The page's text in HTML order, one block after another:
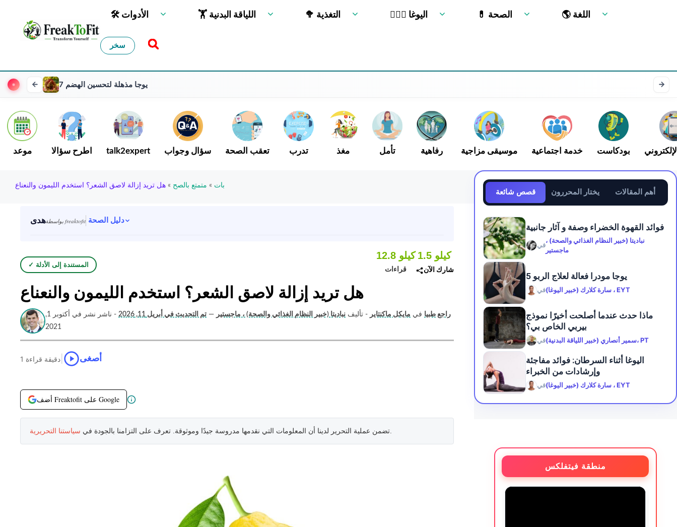
🛠 الأدوات 🏋 اللياقة البدنية 🥦 التغذية 🧘🏻‍♂️ اليوغا 💊 الصحة 🌎 اللغة
سخر
7 يوجا مذهلة لتحسين الهضم
موعد اطرح سؤالا talk2expert سؤال وجواب تعقب الصحة تدرب مغذ تأمل رفاهية موسيقى مزاجية خدمة اجتماعية بودكاست
بات » متمتع بالصح » هل تريد إزالة لاصق الشعر؟ استخدم الليمون والنعناع
هدى بواسطة freaktofit دليل الصحة
✓ المستندة إلى الأدلة
12.8 كيلو
قراءات
1.5 كيلو
شارك الآن
هل تريد إزالة لاصق الشعر؟ استخدم الليمون والنعناع
راجع طبيا في مايكل ماكنتاير - تأليف نباديتا (خبير النظام الغذائي والصحة) ، ماجستير — تم التحديث في أبريل 11, 2026
- ناشر نشر في أكتوبر 1,
2021
1 دقيقة قراءة أصغى
أضف Freaktofit على Google
تضمن عملية التحرير لدينا أن المعلومات التي نقدمها مدروسة جيدًا وموثوقة. تعرف على التزامنا بالجودة في سياستنا التحريرية
قصص شائعة يختار المحررون أهم المقالات
فوائد القهوة الخضراء وصفة و آثار جانبية
في
نباديتا (خبير النظام الغذائي والصحة) ،
ماجستير
5 يوجا مودرا فعالة لعلاج الربو
في سارة كلارك (خبير اليوغا) ، EYT
ماذا حدث عندما أصلحت أخيرًا نموذج
بيربي الخاص بي؟
في سمير أنصاري (خبير اللياقة البدنية)، PT
اليوغا أثناء السرطان: فوائد مفاجئة
وإرشادات من الخبراء
في سارة كلارك (خبير اليوغا) ، EYT
منطقة فيتفلكس